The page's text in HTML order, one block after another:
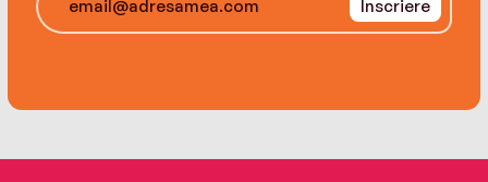
Complete with lists of the ten unique
Farming For Dummies will help you discover how
Înscriere